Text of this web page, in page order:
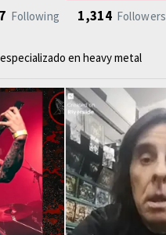
Following 1,314 Followers
en heavy metal